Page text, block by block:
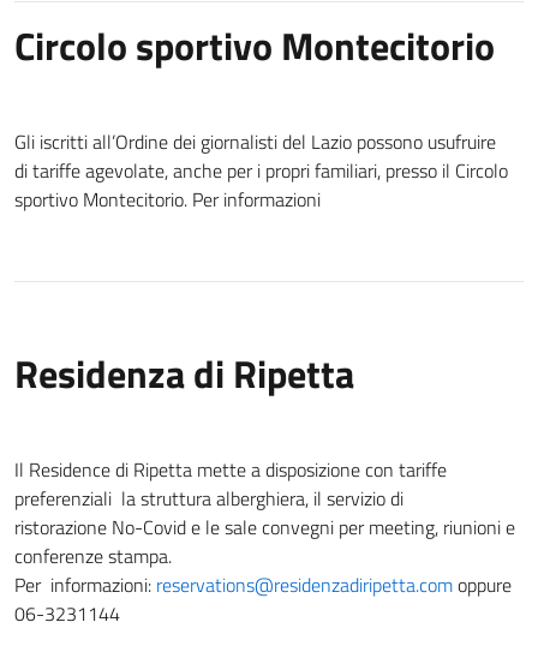
Circolo sportivo Montecitorio
Gli iscritti all’Ordine dei giornalisti del Lazio possono usufruire
di tariffe agevolate, anche per i propri familiari, presso il Circolo
sportivo Montecitorio. Per informazioni
Residenza di Ripetta
Il Residence di Ripetta mette a disposizione con tariffe
preferenziali la struttura alberghiera, il servizio di
ristorazione No-Covid e le sale convegni per meeting, riunioni e
conferenze stampa.
Per informazioni: reservations@residenzadiripetta.comoppure
06-3231144